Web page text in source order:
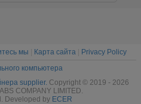
мы Карта сайта
Privacy Policy
компьютера
supplier. Copyright © 2019 - 2026
COMPANY LIMITED.
Developed by ECER